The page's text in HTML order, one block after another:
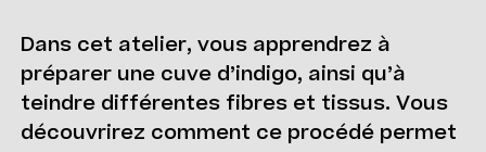
Dans cet atelier, vous apprendrez à
préparer une cuve d’indigo, ainsi qu’à
teindre différentes fibres et tissus. Vous
découvrirez comment ce procédé permet